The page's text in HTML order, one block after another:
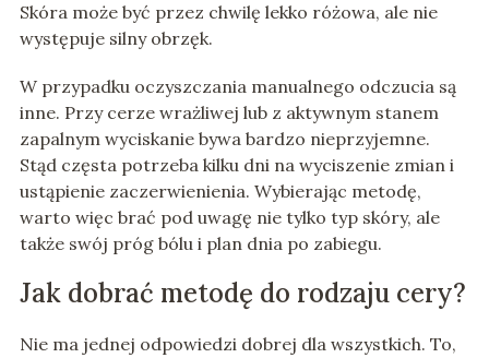
Skóra może być przez chwilę lekko różowa, ale nie
występuje silny obrzęk.
W przypadku oczyszczania manualnego odczucia są
inne. Przy cerze wrażliwej lub z aktywnym stanem
zapalnym wyciskanie bywa bardzo nieprzyjemne.
Stąd częsta potrzeba kilku dni na wyciszenie zmian i
ustąpienie zaczerwienienia. Wybierając metodę,
warto więc brać pod uwagę nie tylko typ skóry, ale
także swój próg bólu i plan dnia po zabiegu.
Jak dobrać metodę do rodzaju cery?
Nie ma jednej odpowiedzi dobrej dla wszystkich. To,